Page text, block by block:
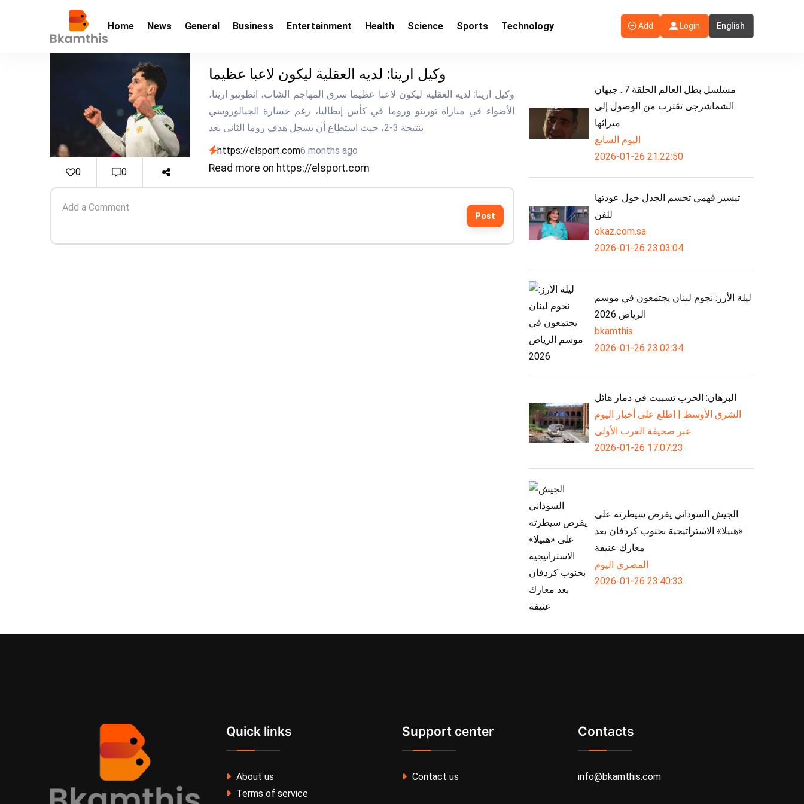
Home News General Business Entertainment Health Science Sports Technology Add Login
0 0
وكيل ارينا: لديه العقلية ليكون لاعبا عظيما
وكيل ارينا: لديه العقلية ليكون لاعبا عظيما سرق المهاجم الشاب، ​انطونيو ارينا​،
الأضواء في مباراة ​تورينو​ و​روما​ في كأس إيطاليا، رغم خسارة الجيالوروسي
بنتيجة 3-2، حيث استطاع أن يسجل هدف روما الثاني بعد
https://elsport.com6 months ago
Read more on https://elsport.com
Post
مسلسل بطل العالم الحلقة 7.. جيهان
الشماشرجى تقترب من الوصول إلى
ميراثها
اليوم السابع
2026-01-26 21:22:50
تيسير فهمي تحسم الجدل حول عودتها
للفن
okaz.com.sa
2026-01-26 23:03:04
ليلة الأرز: نجوم لبنان يجتمعون في موسم
الرياض 2026
bkamthis
2026-01-26 23:02:34
البرهان: الحرب تسببت في دمار هائل
الشرق الأوسط | اطلع على أخبار اليوم
عبر صحيفة العرب الأولى
2026-01-26 17:07:23
الجيش السوداني يفرض سيطرته على
«هبيلا» الاستراتيجية بجنوب كردفان بعد
معارك عنيفة
المصري اليوم
2026-01-26 23:40:33
Quick links
About us
Terms of service
Support center
Contact us
Contacts
info@bkamthis.com